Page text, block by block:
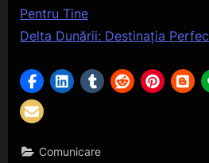
Pentru Tine
Delta Dunării: Destinația
Comunicare